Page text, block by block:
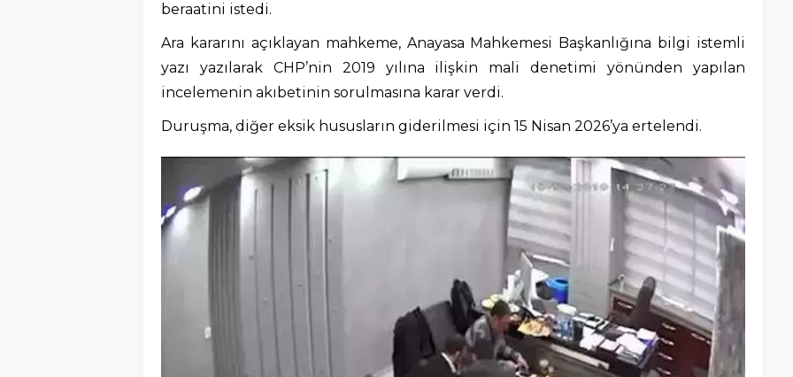
beraatini istedi.
Ara kararını açıklayan mahkeme, Anayasa Mahkemesi Başkanlığına bilgi istemli
yazı yazılarak CHP’nin 2019 yılına ilişkin mali denetimi yönünden yapılan
incelemenin akıbetinin sorulmasına karar verdi.
Duruşma, diğer eksik hususların giderilmesi için 15 Nisan 2026’ya ertelendi.